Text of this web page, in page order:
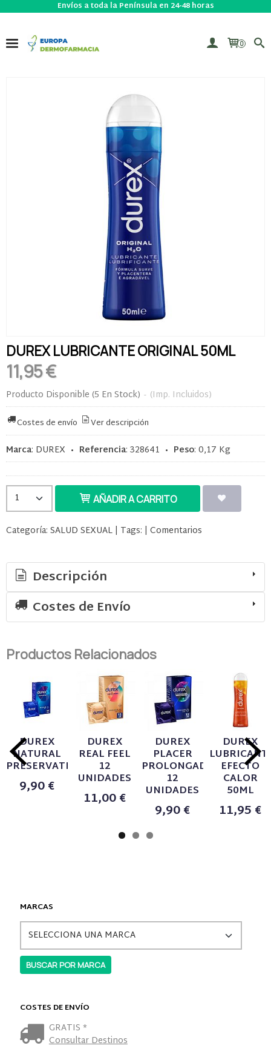
Envíos a toda la Península en 24-48 horas
0
MARCAS
COSTES DE ENVÍO
GRATIS *
Consultar Destinos
DUREX LUBRICANTE ORIGINAL 50ML
11,95 €
Producto Disponible (5 En Stock) - (Imp. Incluidos)
Costes de envío Ver descripción
Marca: DUREX • Referencia: 328641 • Peso: 0,17 Kg
AÑADIR A CARRITO
Categoría: SALUD SEXUAL | Tags: | Comentarios
Descripción
Costes de Envío
Productos Relacionados
DUREX
NATURAL
PRESERVATIVOS
9,90 €
DUREX
REAL FEEL
12
UNIDADES
11,00 €
DUREX
PLACER
PROLONGADO
12
UNIDADES
9,90 €
DUREX
EFECTO
CALOR
50ML
11,95 €